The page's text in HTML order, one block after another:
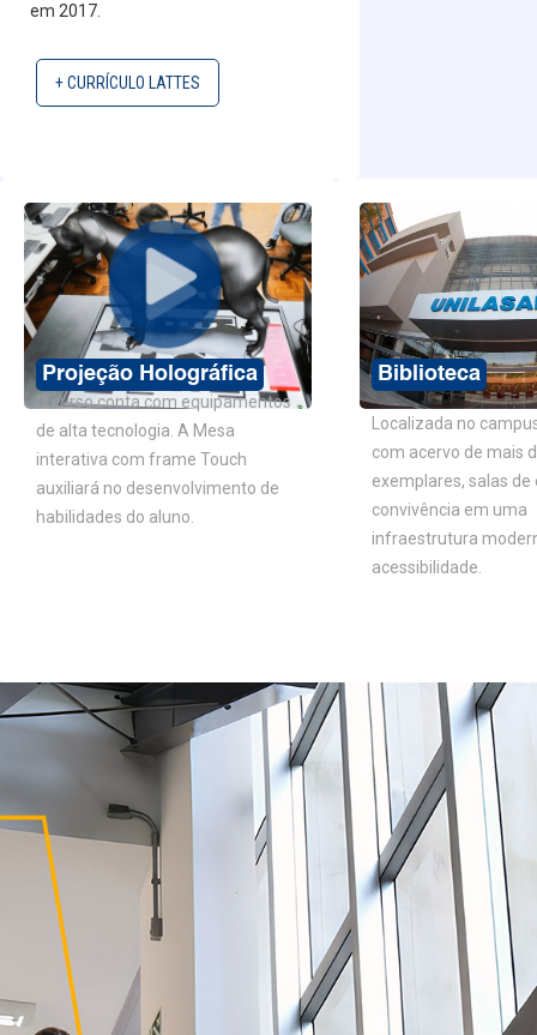
em 2017.
+ CURRÍCULO LATTES
O curso conta com equipamentos
de alta tecnologia. A Mesa
interativa com frame Touch
auxiliará no desenvolvimento de
habilidades do aluno.
Projeção Holográfica
Localizada no
com acervo de mais
exemplares, salas de
convivência em uma
infraestrutura
acessibilidade.
Biblioteca